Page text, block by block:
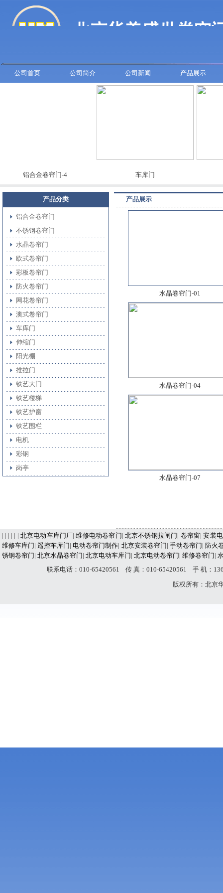
公司首页 公司简介 公司新闻 产品展示
铝合金卷帘门-4 车库门
产品分类
铝合金卷帘门
不锈钢卷帘门
水晶卷帘门
欧式卷帘门
彩板卷帘门
防火卷帘门
网花卷帘门
澳式卷帘门
车库门
伸缩门
阳光棚
推拉门
铁艺大门
铁艺楼梯
铁艺护窗
铁艺围栏
电机
彩钢
岗亭
产品展示
水晶卷帘门-01
水晶卷帘门-04
水晶卷帘门-07
| | | | | | 北京电动车库门厂|维修电动卷帘门| 北京不锈钢拉闸门| 卷帘窗|安装
维修车库门| 遥控车库门| 电动卷帘门制作| 北京安装卷帘门| 手动卷帘门| 防火
锈钢卷帘门| 北京水晶卷帘门| 北京电动车库门| 北京电动卷帘门| 维修卷帘门|
联系电话：010-65420561 传 真：010-65420561 手 机：
版权所有：北京